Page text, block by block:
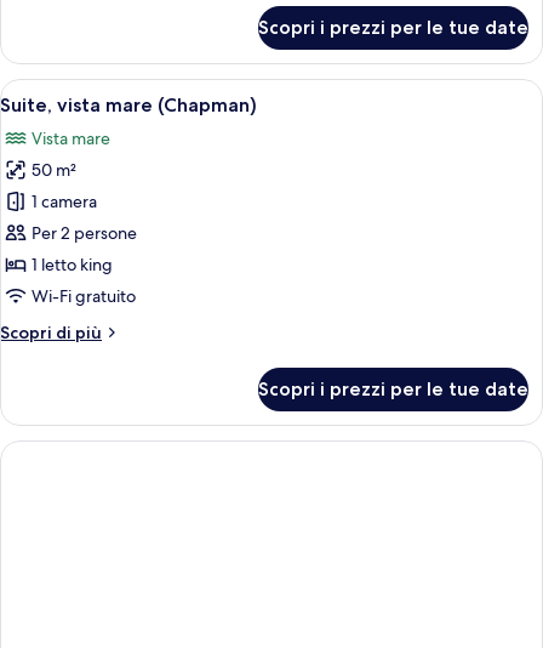
vista
mare,
ad
Scopri i prezzi per le tue date
Apri
tutte
le
foto
per
Suite,
vista
mare
(Chapman)
Una camera d'albergo con un letto
9
Suite, vista mare (Chapman)
Vista mare
50 m²
1 camera
Per 2 persone
1 letto king
Wi-Fi gratuito
Scopri di più
Altri
vista
mare
(Chapman)
Scopri i prezzi per le tue date